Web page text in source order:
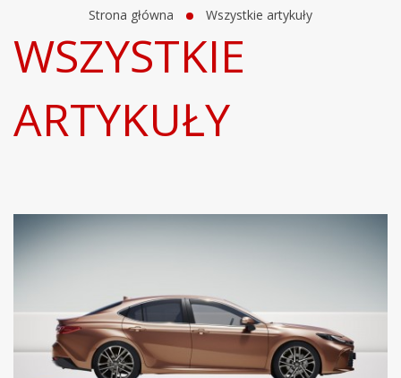
Strona główna Wszystkie artykuły
WSZYSTKIE
ARTYKUŁY